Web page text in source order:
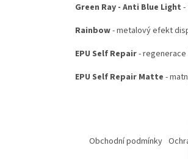
Green Ray - Anti Blue Light -
Rainbow- metalový efekt
EPU Self Repair-
EPU Self Repair Matte -
Obchodní podmínky